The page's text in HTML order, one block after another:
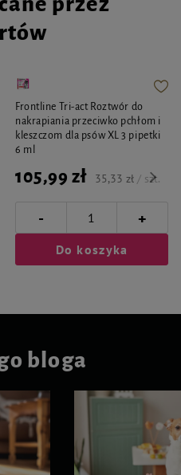
Frontline Tri-act Roztwór do
nakrapiania przeciwko pchłom i
kleszczom dla psów XL 3 pipetki
6 ml
105,99 zł 35,33 zł / szt.
- +
Do koszyka
bloga